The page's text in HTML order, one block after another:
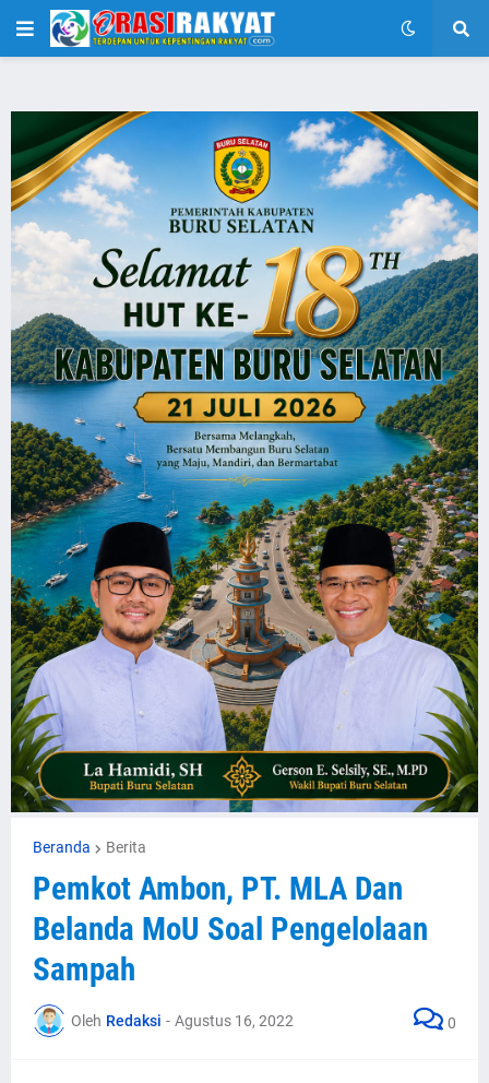
Beranda Berita
Pemkot Ambon, PT. MLA Dan
Belanda MoU Soal Pengelolaan
Sampah
Oleh Redaksi - Agustus 16, 2022 0